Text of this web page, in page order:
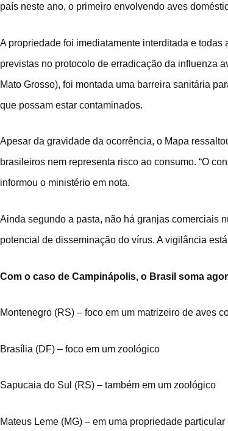
país neste ano, o primeiro envolvendo aves
A propriedade foi imediatamente interditada e
previstas no protocolo de erradicação da influenza
Mato Grosso), foi montada uma barreira sanitária
que possam estar contaminados.
Apesar da gravidade da ocorrência, o Mapa
brasileiros nem representa risco ao consumo. “O
informou o ministério em nota.
Ainda segundo a pasta, não há granjas comerciais
potencial de disseminação do vírus. A vigilância
Com o caso de Campinápolis, o Brasil soma
Montenegro (RS) – foco em um matrizeiro de aves
Brasília (DF) – foco em um zoológico
Sapucaia do Sul (RS) – também em um zoológico
Mateus Leme (MG) – em uma propriedade particular